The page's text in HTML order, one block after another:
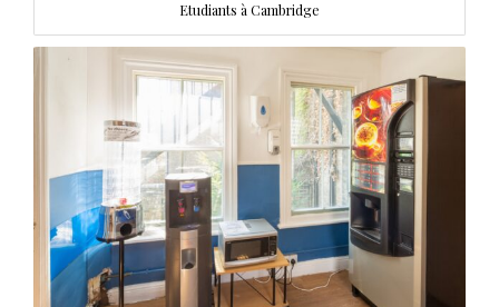
Etudiants à Cambridge